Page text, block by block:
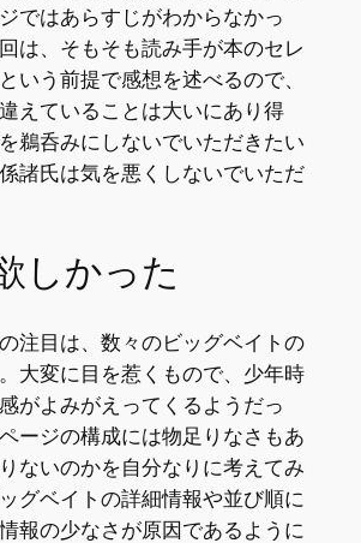
ではあらすじがわからなかっ
は、そもそも読み手が本のセレ
いう前提で感想を述べるので、
えていることは大いにあり得
鵜呑みにしないでいただきたい
諸氏は気を悪くしないでいただ
しかった
注目は、数々のビッグベイトの
大変に目を惹くもので、少年時
がよみがえってくるようだっ
ージの構成には物足りなさもあ
ないのかを自分なりに考えてみ
グベイトの詳細情報や並び順に
報の少なさが原因であるように